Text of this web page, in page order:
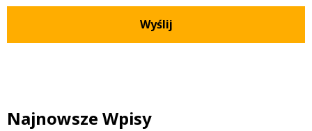
Najnowsze Wpisy